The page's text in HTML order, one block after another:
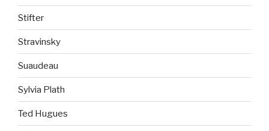
Stifter
Stravinsky
Suaudeau
Sylvia Plath
Ted Hugues